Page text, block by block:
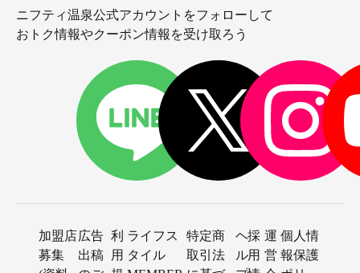
ニフティ温泉公式アカウントをフォローして
おトク情報やクーポン情報を受け取ろう
加盟店
募集
広告
出稿
利
用
ライフス
タイル
特定商
取引法
ヘ
ル
採
用
運
営
個人情
報保護